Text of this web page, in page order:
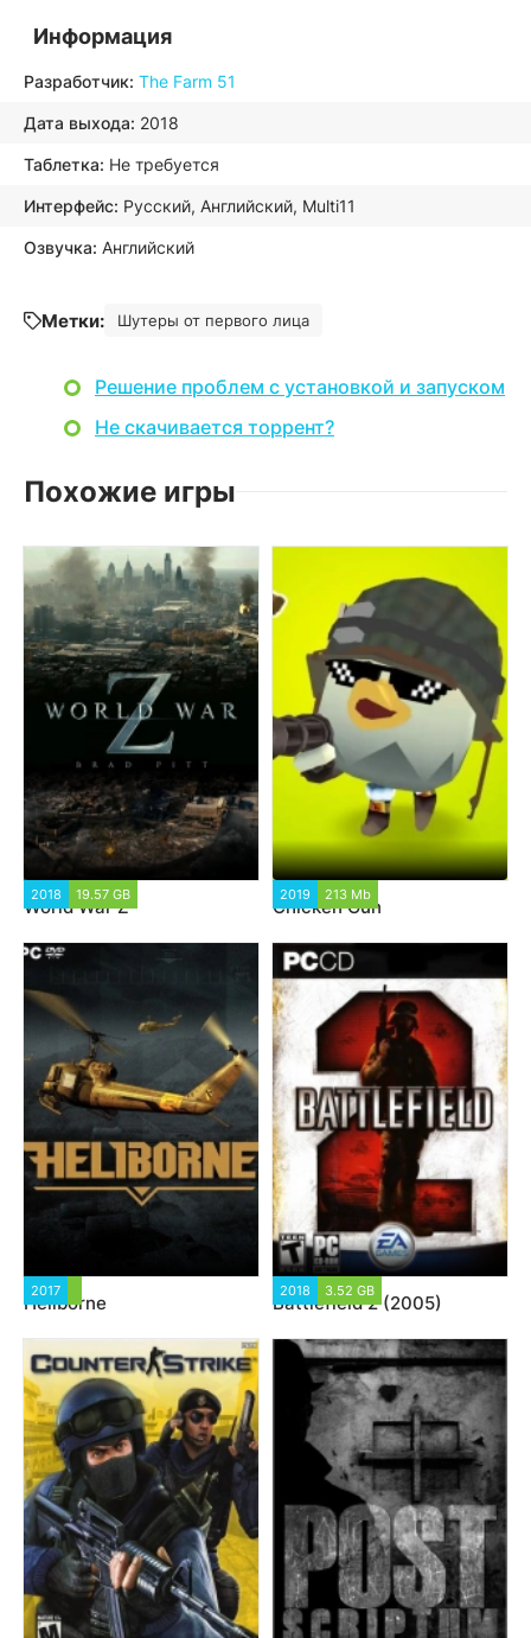
Информация
Разработчик: The Farm 51
Дата выхода: 2018
Таблетка: Не требуется
Интерфейс: Русский, Английский, Multi11
Озвучка: Английский
Метки: Шутеры от первого лица
Решение проблем с установкой и запуском
Не скачивается торрент?
Похожие игры
2018 19.57 GB
World War Z
2019 213 Mb
Chicken Gun
2017
Heliborne
2018 3.52 GB
Battlefield 2 (2005)